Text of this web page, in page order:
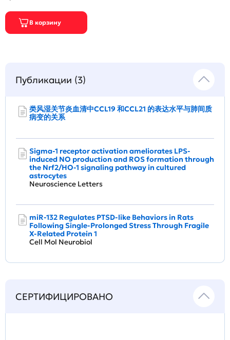
Публикации (3)
类风湿关节炎血清中CCL19 和CCL21 的表达水平与肺间质
病变的关系
Sigma-1 receptor activation ameliorates LPS-
induced NO production and ROS formation through
the Nrf2/HO-1 signaling pathway in cultured
astrocytes
Neuroscience Letters
miR-132 Regulates PTSD-like Behaviors in Rats
Following Single-Prolonged Stress Through Fragile
X-Related Protein 1
Cell Mol Neurobiol
СЕРТИФИЦИРОВАНО